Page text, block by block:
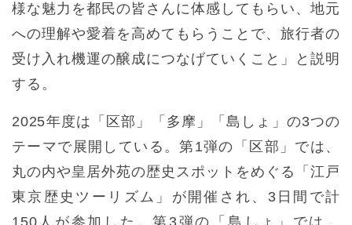
様な魅力を都民の皆さんに体感してもらい、地元
への理解や愛着を高めてもらうことで、旅行者の
受け入れ機運の醸成につなげていくこと」と説明
する。
2025年度は「区部」「多摩」「島しょ」の3つの
テーマで展開している。第1弾の「区部」では、
丸の内や皇居外苑の歴史スポットをめぐる「江戸
東京歴史ツーリズム」が開催され、3日間で計